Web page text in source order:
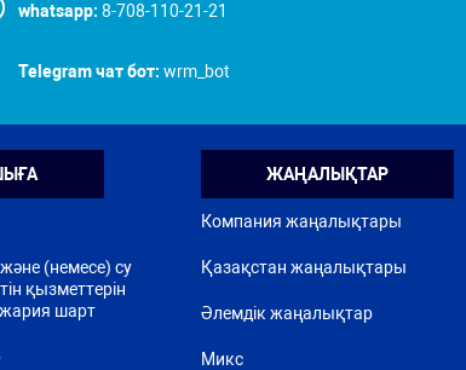
whatsapp: 8-708-110-21-21
Telegram чат бот: wrm_bot
(немесе) су
қызметтерін
шарт
ЖАҢАЛЫҚТАР
Компания жаңалықтары
Қазақстан жаңалықтары
Әлемдік жаңалықтар
Микс